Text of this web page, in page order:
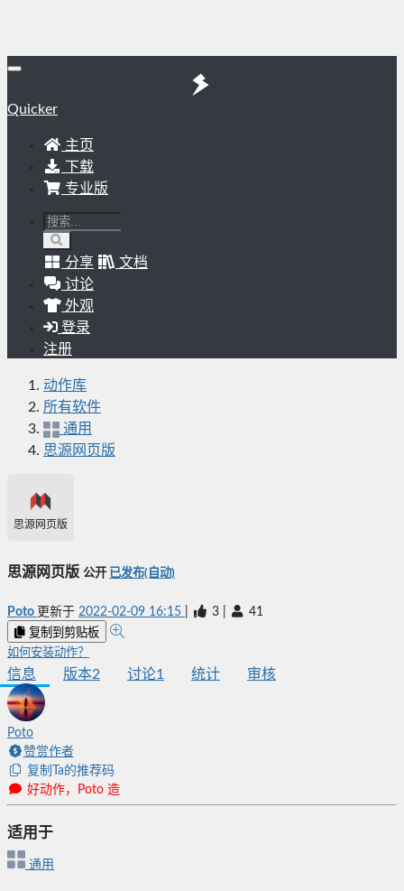
Quicker
主页
下载
专业版
分享
文档
讨论
外观
登录
注册
动作库
所有软件
通用
思源网页版
思源网页版
思源网页版 公开 已发布(自动)
Poto 更新于 2022-02-09 16:15 3 41
复制到剪贴板
如何安装动作？
信息 版本2 讨论1 统计 审核
Poto
赞赏作者
复制Ta的推荐码
好动作，Poto 造
适用于
通用